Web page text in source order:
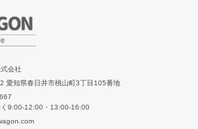
会社
愛知県春日井市桃山町3丁目105番地
く9:00-12:00・13:00-16:00